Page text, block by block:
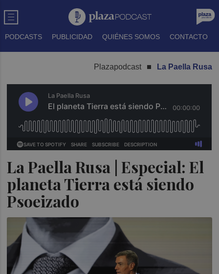
PODCASTS PUBLICIDAD QUIÉNES SOMOS CONTACTO
Plazapodcast La Paella Rusa
La Paella Rusa | Especial: El
planeta Tierra está siendo
Psoeizado